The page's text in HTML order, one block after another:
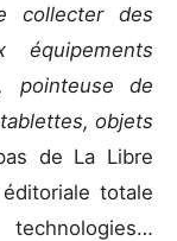
collecter des
équipements
pointeuse de
objets
de La Libre
totale